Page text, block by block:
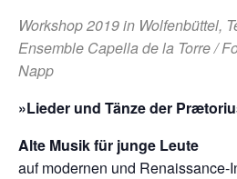
Workshop 2019 in Wolfenbüttel,
Ensemble Capella de la Torre /
Napp
»Lieder und Tänze der
Alte Musik für junge Leute
auf modernen und Renaissance-